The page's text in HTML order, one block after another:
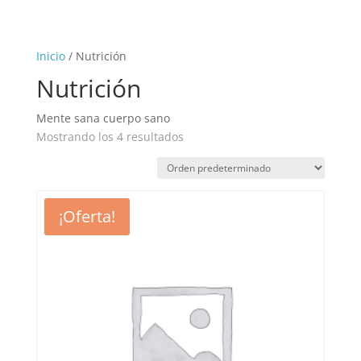
Inicio/ Nutrición
Nutrición
Mente sana cuerpo sano
Mostrando los 4 resultados
¡Oferta!